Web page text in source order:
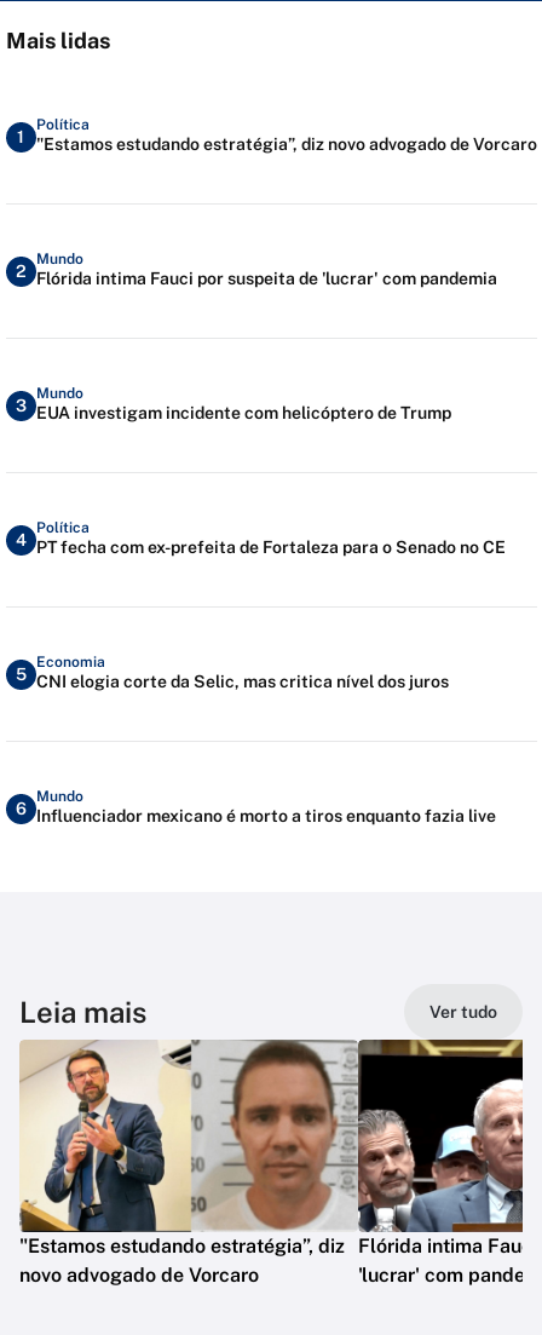
Mais lidas
1
Política
"Estamos estudando estratégia”, diz novo advogado de Vorcaro
2
Mundo
Flórida intima Fauci por suspeita de 'lucrar' com pandemia
3
Mundo
EUA investigam incidente com helicóptero de Trump
4
Política
PT fecha com ex-prefeita de Fortaleza para o Senado no CE
5
Economia
CNI elogia corte da Selic, mas critica nível dos juros
6
Mundo
Influenciador mexicano é morto a tiros enquanto fazia live
Leia mais Ver tudo
"Estamos estudando estratégia”, diz
novo advogado de Vorcaro
Flórida intima
'lucrar' com